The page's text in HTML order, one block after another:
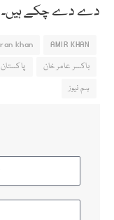
دے دے چکے ہیں۔
AMIR KHAN
khan
باکسر عامر خان
ہم نیوز